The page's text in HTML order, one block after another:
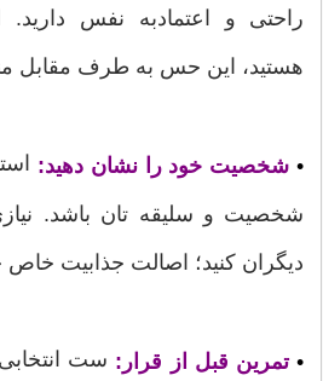
راحتی و اعتمادبه نفس
هستید، این حس به طرف مقابل
• شخصیت خود را نشان دهید:
شخصیت و سلیقه تان باشد.
دیگران کنید؛ اصالت جذابیت خاص
•تمرین قبل از قرار: ست